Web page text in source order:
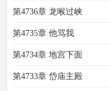
第4736章 龙喉过峡
第4735章 他骂我
第4734章 地宫下面
第4733章 岱庙主殿